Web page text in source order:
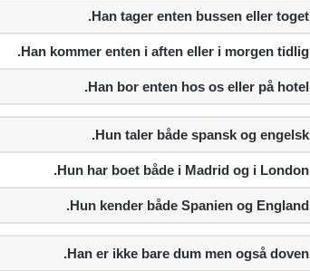
Han tager enten bussen eller toget.
Han kommer enten i aften eller i morgen tidlig.
Han bor enten hos os eller på hotel.
Hun taler både spansk og engelsk.
Hun har boet både i Madrid og i London.
Hun kender både Spanien og England.
Han er ikke bare dum men også doven.